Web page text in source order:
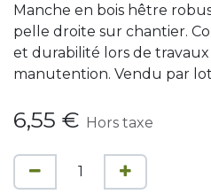
Manche en bois hêtre
pelle droite sur chantier.
et durabilité lors de
manutention. Vendu par lot
6,55 € Hors taxe